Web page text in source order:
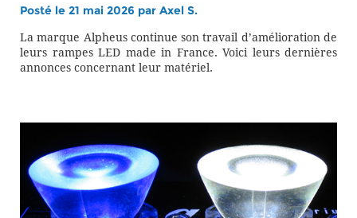
Posté le 21 mai 2026 par Axel S.
La marque Alpheus continue son travail d’amélioration de
leurs rampes LED made in France. Voici leurs dernières
annonces concernant leur matériel.